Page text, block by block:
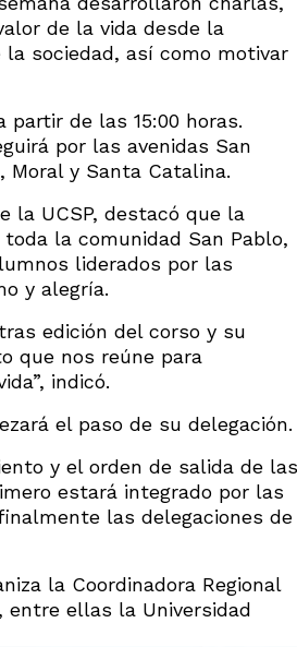
de la vida desde la
sociedad, así como motivar
partir de las 15:00 horas.
por las avenidas San
Moral y Santa Catalina.
la UCSP, destacó que la
la comunidad San Pablo,
liderados por las
y alegría.
edición del corso y su
que nos reúne para
indicó.
el paso de su delegación.
y el orden de salida de las
estará integrado por las
las delegaciones de
la Coordinadora Regional
entre ellas la Universidad